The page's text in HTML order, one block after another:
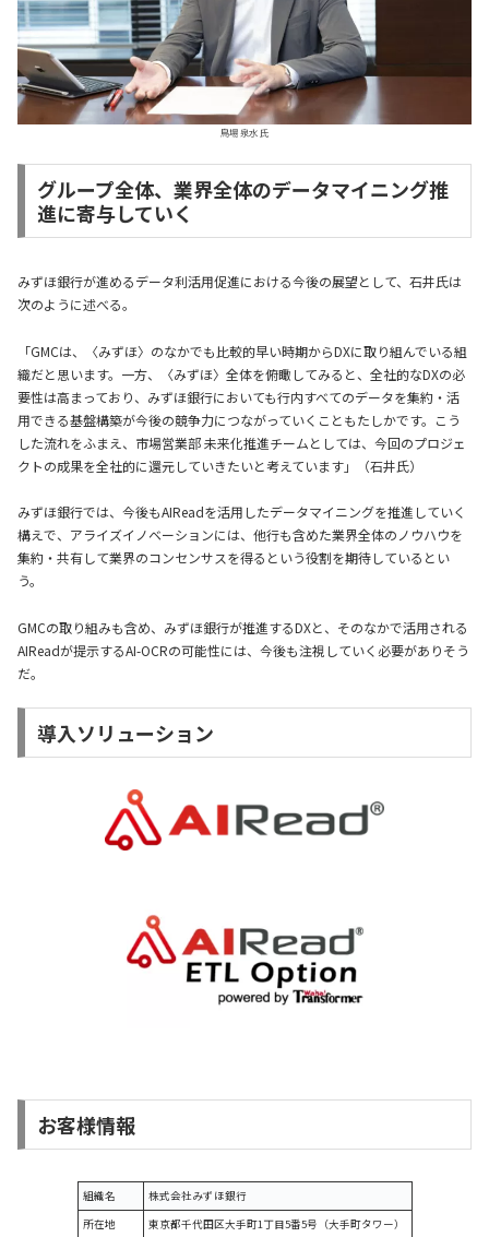
鳥場 泉水 氏
グループ全体、業界全体のデータマイニング推
進に寄与していく
みずほ銀行が進めるデータ利活用促進における今後の展望として、石井氏は
次のように述べる。
「GMCは、〈みずほ〉のなかでも比較的早い時期からDXに取り組んでいる組
織だと思います。一方、〈みずほ〉全体を俯瞰してみると、全社的なDXの必
要性は高まっており、みずほ銀行においても行内すべてのデータを集約・活
用できる基盤構築が今後の競争力につながっていくこともたしかです。こう
した流れをふまえ、市場営業部 未来化推進チームとしては、今回のプロジェ
クトの成果を全社的に還元していきたいと考えています」（石井氏）
みずほ銀行では、今後もAIReadを活用したデータマイニングを推進していく
構えで、アライズイノベーションには、他行も含めた業界全体のノウハウを
集約・共有して業界のコンセンサスを得るという役割を期待しているとい
う。
GMCの取り組みも含め、みずほ銀行が推進するDXと、そのなかで活用される
AIReadが提示するAI-OCRの可能性には、今後も注視していく必要がありそう
だ。
導入ソリューション
お客様情報
組織名
株式会社みずほ銀行
所在地
東京都千代田区大手町1丁目5番5号（大手町タワー）